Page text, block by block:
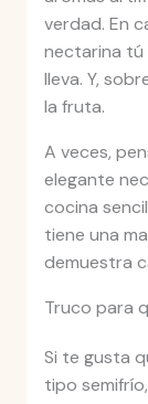
verdad. En
nectarina tú
lleva. Y,
la fruta.
A veces,
elegante
cocina
tiene una
demuestra
Truco para
Si te gusta
tipo